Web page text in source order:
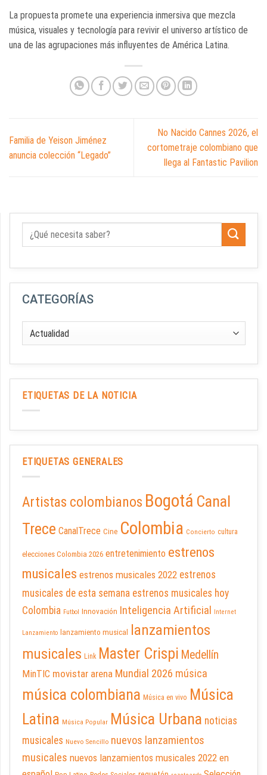
La propuesta promete una experiencia inmersiva que mezcla
música, visuales y tecnología para revivir el universo artístico de
una de las agrupaciones más influyentes de América Latina.
Familia de Yeison Jiménez
anuncia colección “Legado”
No Nacido Cannes 2026, el
cortometraje colombiano que
llega al Fantastic Pavilion
CATEGORÍAS
ETIQUETAS DE LA NOTICIA
ETIQUETAS GENERALES
Artistas colombianos Bogotá Canal
Trece CanalTrece Cine Colombia Concierto cultura
elecciones Colombia 2026 entretenimiento estrenos
musicales estrenos musicales 2022 estrenos
musicales de esta semana estrenos musicales hoy
Colombia Futbol Innovación Inteligencia Artificial Internet
Lanzamiento lanzamiento musical lanzamientos
musicales Link Master Crispi Medellín
MinTIC movistar arena Mundial 2026 música
música colombiana Música en vivo Música
Latina Música Popular Música Urbana noticias
musicales Nuevo Sencillo nuevos lanzamientos
musicales nuevos lanzamientos musicales 2022 en